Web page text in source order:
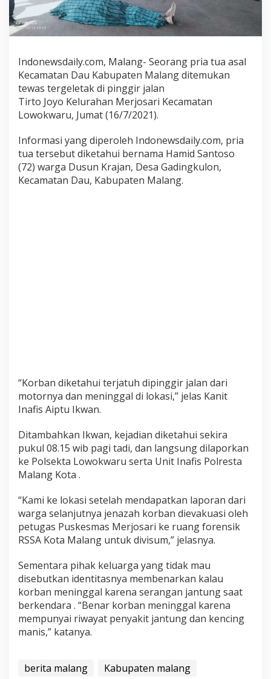
a
k
e
s
a
l
D
a
D
i
e
m
Indonewsdaily.com, Malang- Seorang pria tua asal
Kecamatan Dau Kabupaten Malang ditemukan
tewas tergeletak di pinggir jalan
Tirto Joyo Kelurahan Merjosari Kecamatan
Lowokwaru, Jumat (16/7/2021).
Informasi yang diperoleh Indonewsdaily.com, pria
tua tersebut diketahui bernama Hamid Santoso
(72) warga Dusun Krajan, Desa Gadingkulon,
Kecamatan Dau, Kabupaten Malang.
“Korban diketahui terjatuh dipinggir jalan dari
motornya dan meninggal di lokasi,” jelas Kanit
Inafis Aiptu Ikwan.
Ditambahkan Ikwan, kejadian diketahui sekira
pukul 08.15 wib pagi tadi, dan langsung dilaporkan
ke Polsekta Lowokwaru serta Unit Inafis Polresta
Malang Kota .
“Kami ke lokasi setelah mendapatkan laporan dari
warga selanjutnya jenazah korban dievakuasi oleh
petugas Puskesmas Merjosari ke ruang forensik
RSSA Kota Malang untuk divisum,” jelasnya.
Sementara pihak keluarga yang tidak mau
disebutkan identitasnya membenarkan kalau
korban meninggal karena serangan jantung saat
berkendara . “Benar korban meninggal karena
mempunyai riwayat penyakit jantung dan kencing
manis,” katanya.
berita malang
Kabupaten malang